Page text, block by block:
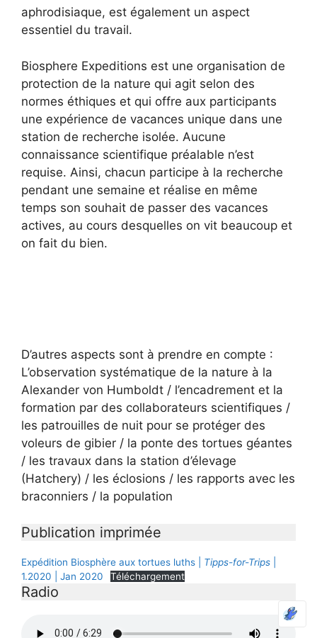
aphrodisiaque, est également un aspect
essentiel du travail.
Biosphere Expeditions est une organisation de
protection de la nature qui agit selon des
normes éthiques et qui offre aux participants
une expérience de vacances unique dans une
station de recherche isolée. Aucune
connaissance scientifique préalable n’est
requise. Ainsi, chacun participe à la recherche
pendant une semaine et réalise en même
temps son souhait de passer des vacances
actives, au cours desquelles on vit beaucoup et
on fait du bien.
D’autres aspects sont à prendre en compte :
L’observation systématique de la nature à la
Alexander von Humboldt / l’encadrement et la
formation par des collaborateurs scientifiques /
les patrouilles de nuit pour se protéger des
voleurs de gibier / la ponte des tortues géantes
/ les travaux dans la station d’élevage
(Hatchery) / les éclosions / les rapports avec les
braconniers / la population
Publication imprimée
Expédition Biosphère aux tortues luths | Tipps-for-Trips
1.2020 | Jan 2020
Téléchargement
Radio